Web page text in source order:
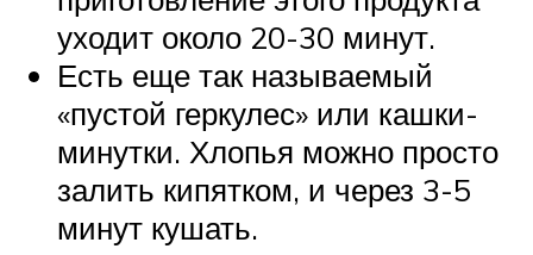
уходит около 20-30 минут.
Есть еще так называемый
«пустой геркулес» или кашки-
минутки. Хлопья можно просто
залить кипятком, и через 3-5
минут кушать.